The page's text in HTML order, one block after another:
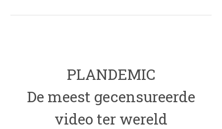
PLANDEMIC
De meest gecensureerde
video ter wereld